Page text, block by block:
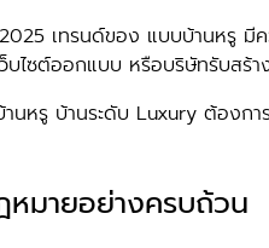
เทรนด์ของ แบบบ้านหรู
บไซต์ออกแบบ หรือบริษัทรับสร้
หรู บ้านระดับ Luxury ต้องกา
หมายอย่างครบถ้วน